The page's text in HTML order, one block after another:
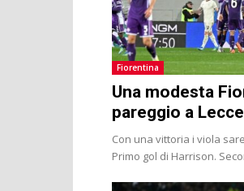
Fiorentina
Una modesta
pareggio a Lecce
Con una vittoria i viola
Primo gol di Harrison.